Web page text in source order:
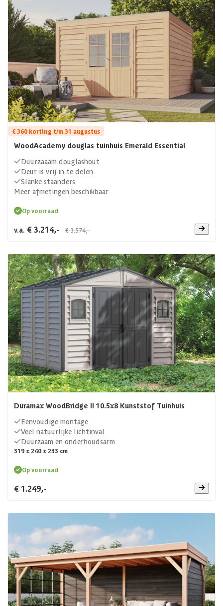
€ 360 korting t/m 31 augustus
WoodAcademy douglas tuinhuis Emerald Essential
Duurzaaam douglashout
Deur is vrij in te delen
Slanke staanders
Meer afmetingen beschikbaar
Op voorraad
v.a. € 3.214,- € 3.574,-
Duramax WoodBridge II 10.5x8 Kunststof Tuinhuis
Eenvoudige montage
Veel natuurlijke lichtinval
Duurzaam en onderhoudsarm
319 x 240 x 233 cm
Op voorraad
€ 1.249,-